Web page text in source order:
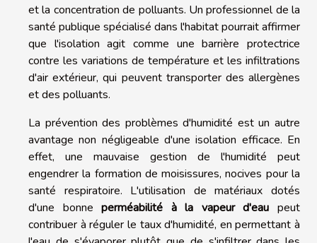
et la concentration de polluants. Un professionnel de la
santé publique spécialisé dans l'habitat pourrait affirmer
que l'isolation agit comme une barrière protectrice
contre les variations de température et les infiltrations
d'air extérieur, qui peuvent transporter des allergènes
et des polluants.
La prévention des problèmes d'humidité est un autre
avantage non négligeable d'une isolation efficace. En
effet, une mauvaise gestion de l'humidité peut
engendrer la formation de moisissures, nocives pour la
santé respiratoire. L'utilisation de matériaux dotés
d'une bonneperméabilité à la vapeur d'eau peut
contribuer à réguler le taux d'humidité, en permettant à